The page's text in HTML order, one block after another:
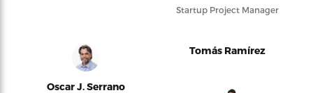
Startup Project Manager
Oscar J. Serrano
Tomás Ramírez